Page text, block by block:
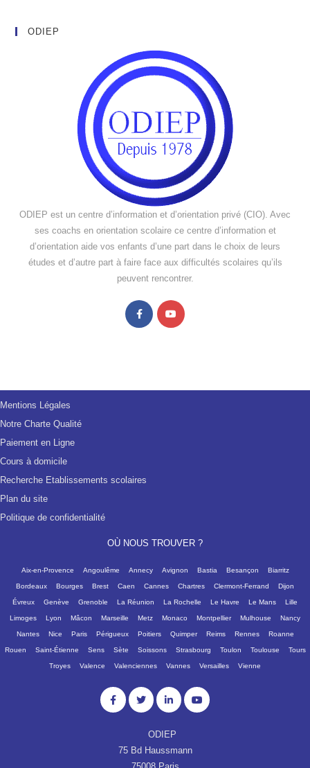
ODIEP
ODIEP est un centre d’information et d’orientation privé (CIO). Avec
ses coachs en orientation scolaire ce centre d’information et
d’orientation aide vos enfants d’une part dans le choix de leurs
études et d’autre part à faire face aux difficultés scolaires qu’ils
peuvent rencontrer.
Mentions Légales
Notre Charte Qualité
Paiement en Ligne
Cours à domicile
Recherche Etablissements scolaires
Plan du site
Politique de confidentialité
OÙ NOUS TROUVER ?
Aix-en-Provence Angoulême Annecy Avignon Bastia Besançon Biarritz
Bordeaux Bourges Brest Caen Cannes Chartres Clermont-Ferrand Dijon
Évreux Genève Grenoble La Réunion La Rochelle Le Havre Le Mans Lille
Limoges Lyon Mâcon Marseille Metz Monaco Montpellier Mulhouse Nancy
Nantes Nice Paris Périgueux Poitiers Quimper Reims Rennes Roanne
Rouen Saint-Étienne Sens Sète Soissons Strasbourg Toulon Toulouse Tours
Troyes Valence Valenciennes Vannes Versailles Vienne
ODIEP
75 Bd Haussmann